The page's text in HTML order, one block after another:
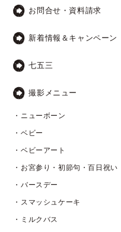
お問合せ・資料請求
新着情報＆キャンペーン
七五三
撮影メニュー
・ニューボーン
・ベビー
・ベビーアート
・お宮参り・初節句・百日祝い
・バースデー
・スマッシュケーキ
・ミルクバス